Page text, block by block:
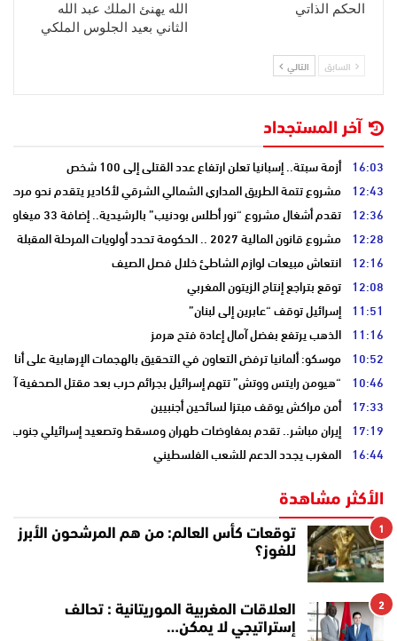
الحكم الذاتي
الله يهنئ الملك عبد الله
الثاني بعيد الجلوس الملكي
السابق التالي
آخر المستجداد
16:03 أزمة سبتة.. إسبانيا تعلن ارتفاع عدد القتلى إلى 100 شخص
12:43 مشروع تتمة الطريق المداري الشمالي الشرقي لأكادير يتقدم نحو مرحلة
12:36 تقدم أشغال مشروع “نور أطلس بودنيب” بالرشيدية.. إضافة 33 ميغاوات إلى الشبكة الوطنية
12:28 مشروع قانون المالية 2027 .. الحكومة تحدد أولويات المرحلة المقبلة
12:16 انتعاش مبيعات لوازم الشاطئ خلال فصل الصيف
12:08 توقع بتراجع إنتاج الزيتون المغربي
11:51 إسرائيل توقف “عابرين إلى لبنان”
11:16 الذهب يرتفع بفضل آمال إعادة فتح هرمز
10:52 موسكو: ألمانيا ترفض التعاون في التحقيق بالهجمات الإرهابية على
10:46 “هيومن رايتس ووتش” تتهم إسرائيل بجرائم حرب بعد مقتل الصحفية
17:33 أمن مراكش يوقف مبتزا لسائحين أجنبيين
17:19 إيران مباشر.. تقدم بمفاوضات طهران ومسقط وتصعيد إسرائيلي جنوب
16:44 المغرب يجدد الدعم للشعب الفلسطيني
الأكثر مشاهدة
1
توقعات كأس العالم: من هم المرشحون الأبرز
للفوز؟
2
العلاقات المغربية الموريتانية : تحالف
إستراتيجي لا يمكن…